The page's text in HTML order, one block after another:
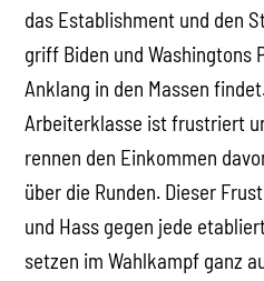
das Establishment und den
griff Biden und Washingtons
Anklang in den Massen
Arbeiterklasse ist frustriert
rennen den Einkommen
über die Runden. Dieser
und Hass gegen jede
setzen im Wahlkampf ganz